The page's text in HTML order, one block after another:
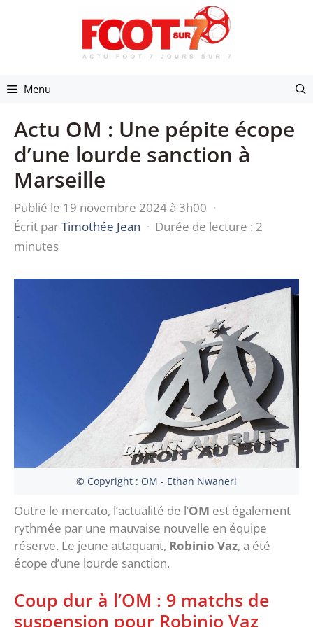
Menu
Actu OM : Une pépite écope
d’une lourde sanction à
Marseille
Publié le 19 novembre 2024 à 3h00 ·
Écrit parTimothée Jean · Durée de lecture : 2
minutes
© Copyright : OM - Ethan Nwaneri
Outre le mercato, l’actualité de l’OM est également
rythmée par une mauvaise nouvelle en équipe
réserve. Le jeune attaquant, Robinio Vaz, a été
écope d’une lourde sanction.
Coup dur à l’OM : 9 matchs de
suspension pour Robinio Vaz